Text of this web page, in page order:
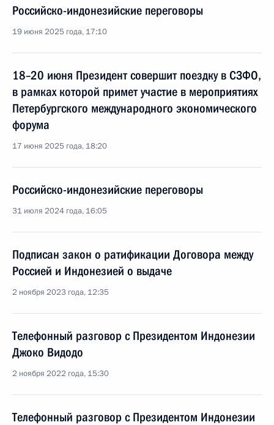
Российско-индонезийские переговоры
19 июня 2025 года, 17:10
18–20 июня Президент совершит поездку в СЗФО,
в рамках которой примет участие в мероприятиях
Петербургского международного экономического
форума
17 июня 2025 года, 18:20
Российско-индонезийские переговоры
31 июля 2024 года, 16:05
Подписан закон о ратификации Договора между
Россией и Индонезией о выдаче
2 ноября 2023 года, 12:35
Телефонный разговор с Президентом Индонезии
Джоко Видодо
2 ноября 2022 года, 15:30
Телефонный разговор с Президентом Индонезии